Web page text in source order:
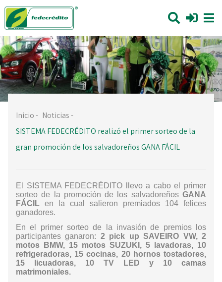
Inicio- Noticias-
SISTEMA FEDECRÉDITO realizó el primer sorteo de la
gran promoción de los salvadoreños GANA FÁCIL
El SISTEMA FEDECRÉDITO llevo a cabo el primer
sorteo de la promoción de los salvadoreños GANA
FÁCIL en la cual salieron premiados 104 felices
ganadores.
En el primer sorteo de la invasión de premios los
participantes ganaron: 2 pick up SAVEIRO VW, 2
motos BMW, 15 motos SUZUKI, 5 lavadoras, 10
refrigeradoras, 15 cocinas, 20 hornos tostadores,
15 licuadoras, 10 TV LED y 10 camas
matrimoniales.